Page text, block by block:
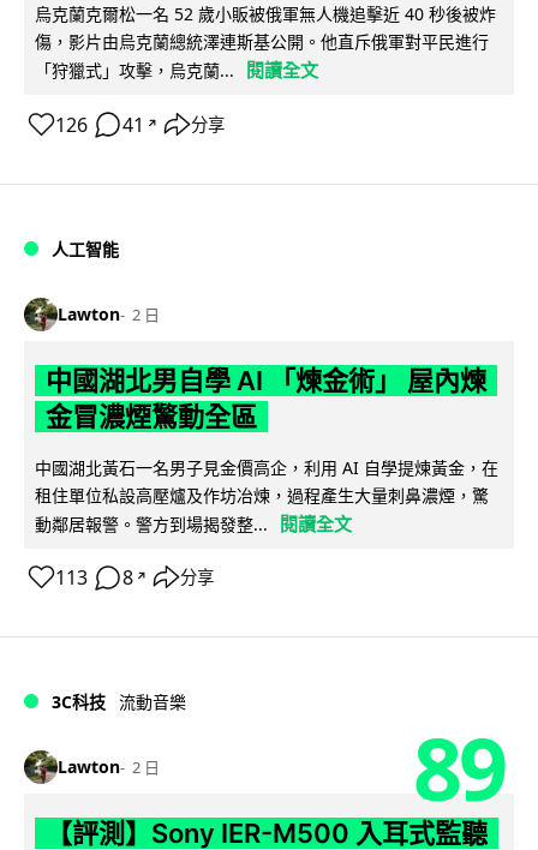
烏克蘭克爾松一名 52 歲小販被俄軍無人機追擊近 40 秒後被炸
傷，影片由烏克蘭總統澤連斯基公開。他直斥俄軍對平民進行
「狩獵式」攻擊，烏克蘭...
閱讀全文
126 41 ↗ 分享
人工智能
Lawton 2 日
中國湖北男自學 AI 「煉金術」 屋內煉
金冒濃煙驚動全區
中國湖北黃石一名男子見金價高企，利用 AI 自學提煉黃金，在
租住單位私設高壓爐及作坊冶煉，過程產生大量刺鼻濃煙，驚
動鄰居報警。警方到場揭發整...
閱讀全文
113 8 ↗ 分享
3C科技 流動音樂
Lawton 2 日 89
【評測】Sony IER-M500 入耳式監聽